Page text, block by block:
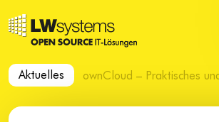
Aktuelles